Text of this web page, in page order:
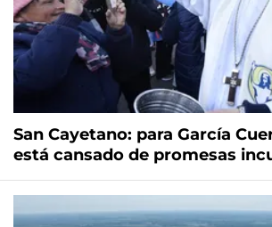
San Cayetano: para García
está cansado de promesas